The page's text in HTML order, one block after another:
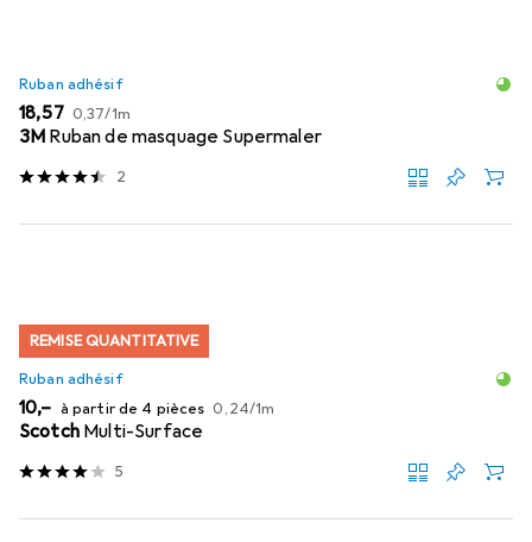
Ruban adhésif
EUR
18,57 EUR
0,37/1m
3M Ruban de masquage Supermaler
2
REMISE QUANTITATIVE
Ruban adhésif
EUR
10,– à partir de 4 pièces EUR
0,24/1m
Scotch Multi-Surface
5